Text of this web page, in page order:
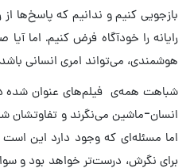
بازجویی کنیم و ندانیم که پاسخ‌ها از
رایانه را خودآگاه فرض کنیم. اما
هوشمندی، می‌تواند امری انسانی
شباهت همه‌ی فیلم‌های عنوان شده
انسان-ماشین می‌نگرند و
اما مسئله‌ای که وجود دارد این
برای نگرش، درست‌تر خواهد بود و